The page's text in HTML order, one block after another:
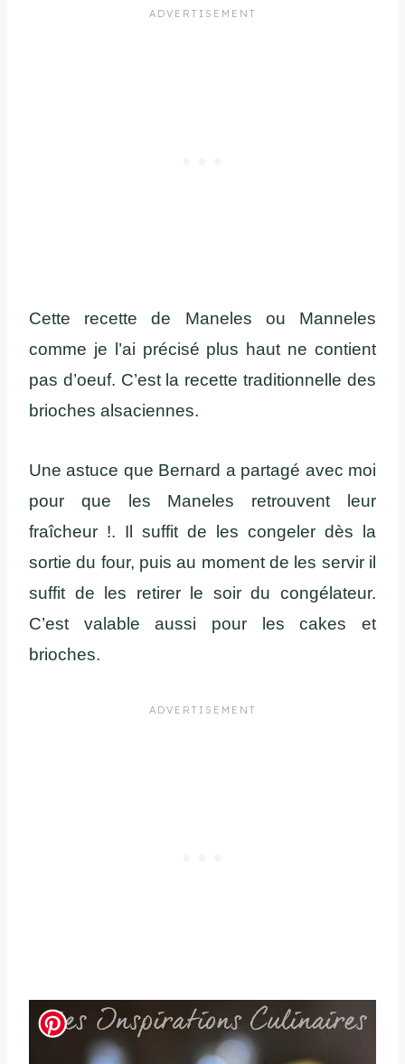
Cette recette de Maneles ou Manneles
comme je l’ai précisé plus haut ne contient
pas d’oeuf. C’est la recette traditionnelle des
brioches alsaciennes.
Une astuce que Bernard a partagé avec moi
pour que les Maneles retrouvent leur
fraîcheur !. Il suffit de les congeler dès la
sortie du four, puis au moment de les servir il
suffit de les retirer le soir du congélateur.
C’est valable aussi pour les cakes et
brioches.